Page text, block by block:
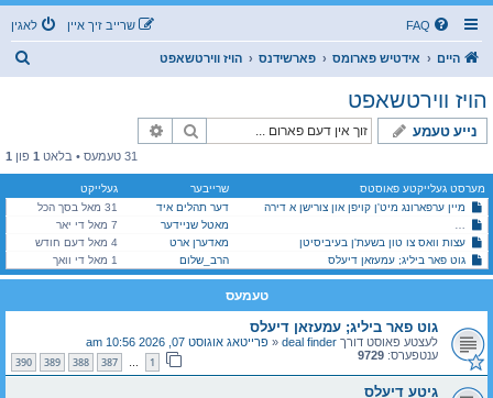
FAQ לאגין שרייב זיך איין
היים אידטיש פארומס פארשידנס הויז ווירטשאפט
הויז ווירטשאפט
נייע טעמע זוך
31 טעמעס • בלאט 1 פון 1
מערסט געלייקטע פאוסטס שרייבער
געלייקט
מיין ערפארונג מיט'ן קויפן און צורישן א דירה
דער תהלים איד
31 מאל בסך הכל
פסח'דיגע קאסמעטיקס: בעטא טעסטערס פאר א נייע סיסטעם וואס וועט העלפן נאכקוקן אויב א
מאטל שניידער
7 מאל די יאר
עצות וואס צו טון בשעת'ן בעיביסיטן
מאדערן ארט
4 מאל דעם חודש
גוט פאר ביליג; עמעזאן דיעלס
הרב_שלום 1 מאל די וואך
טעמעס
גוט פאר ביליג; עמעזאן דיעלס
לעצטע פאוסט דורך deal finder
« פרייטאג אוגוסט 07, 2026 10:56 am
ענטפערס: 9729
1
…
387
388
389
390
גיטע דיעלס